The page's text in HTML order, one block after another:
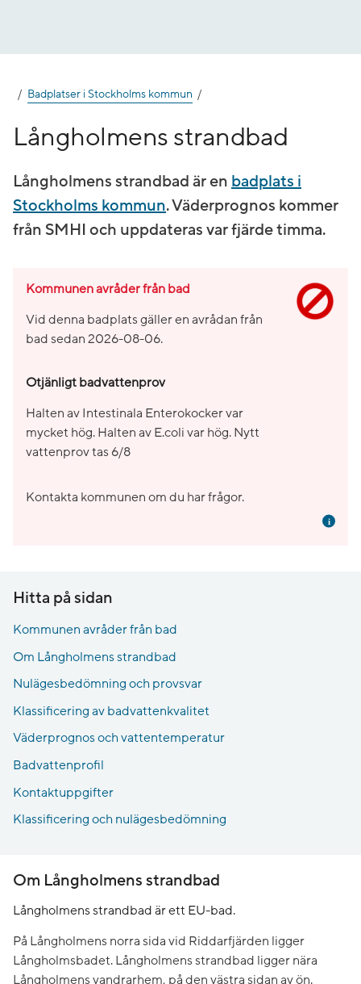
Badplatser i Stockholms kommun
Långholmens strandbad
Långholmens strandbad är en badplats i
Stockholms kommun. Väderprognos kommer
från SMHI och uppdateras var fjärde timma.
Kommunen avråder från bad
Vid denna badplats gäller en avrådan från
bad sedan 2026-08-06.
Otjänligt badvattenprov
Halten av Intestinala Enterokocker var
mycket hög. Halten av E.coli var hög. Nytt
vattenprov tas 6/8
Kontakta kommunen om du har frågor.
Mer
Hitta på sidan
Kommunen avråder från bad
Om Långholmens strandbad
Nulägesbedömning och provsvar
Klassificering av badvattenkvalitet
Väderprognos och vattentemperatur
Badvattenprofil
Kontaktuppgifter
Klassificering och nulägesbedömning
Om Långholmens strandbad
Långholmens strandbad är ett EU-bad.
På Långholmens norra sida vid Riddarfjärden ligger
Långholmsbadet. Långholmens strandbad ligger nära
Långholmens vandrarhem, på den västra sidan av ön.